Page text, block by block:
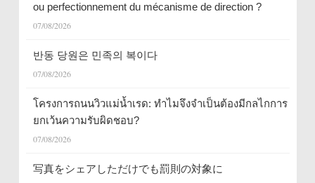
ou perfectionnement du mécanisme de direction ?
07/08/2026
반동 당원은 민족의 복이다
07/08/2026
โครงการถนนวิวแม่น้ำเรด: ทำไมจึงจำเป็นต้องมีกลไกการ
ยกเว้นความรับผิดชอบ?
07/08/2026
写真をシェアしただけでも罰則の対象に